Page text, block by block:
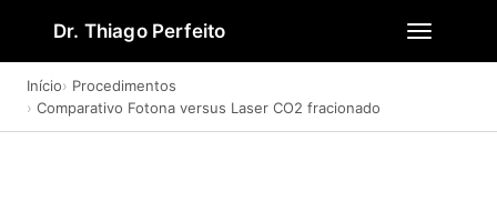
Dr. Thiago Perfeito
Início
Procedimentos
Comparativo Fotona versus Laser CO2 fracionado